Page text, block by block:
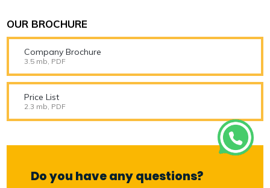
OUR BROCHURE
Company Brochure
3.5 mb, PDF
Price List
2.3 mb, PDF
Do you have any questions?